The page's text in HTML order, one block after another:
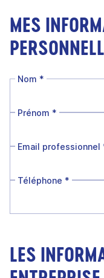
MES
Nom *
Prénom *
Email professionnel
Téléphone *
LES